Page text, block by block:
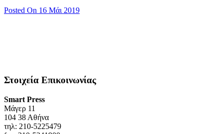
Posted On 16 Μάι 2019
Στοιχεία Επικοινωνίας
Smart Press
Mάγερ 11
104 38 Αθήνα
τηλ: 210-5225479